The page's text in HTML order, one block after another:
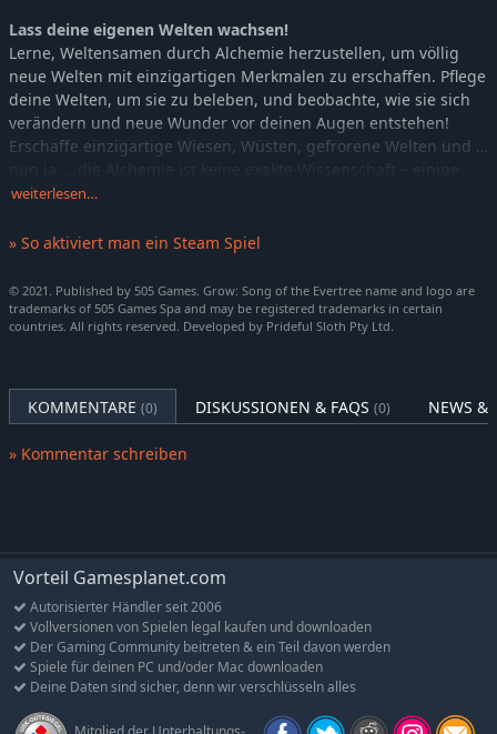
Lass deine eigenen Welten wachsen!
Lerne, Weltensamen durch Alchemie herzustellen, um völlig
neue Welten mit einzigartigen Merkmalen zu erschaffen. Pflege
deine Welten, um sie zu beleben, und beobachte, wie sie sich
verändern und neue Wunder vor deinen Augen entstehen!
Erschaffe einzigartige Wiesen, Wüsten, gefrorene Welten und …
Samen könnten unerwartete Überraschungen mit sich bringen.
Lerne neue Charaktere kennen und freunde dich mit ihnen an!
Triff interessante und einzigartige Charaktere, höre dir ihre
Mach ihnen eine Freude, indem du ein Zuhause für sie findest,
ihnen hilfst, ihren Traumjob zu finden, oder ihnen Accessoires
Baue die Stadt deiner Träume
Grow bietet dir eine beeindruckende Auswahl an hübschen
erschaffen kannst. Baue, wo du willst und passe deine Stadt
Animekomponisten Kevin Penkin.
Entdecke Geheimnisse!
Ruinen, Höhlen, geheime Orte – erforsche die Welt und
enthülle das lang vergessene Wissen des Evertree, indem du
bis in sein Herz vordringst.
weiterlesen…
» So aktiviert man ein Steam Spiel
© 2021. Published by 505 Games. Grow: Song of the Evertree name and logo are
trademarks of 505 Games Spa and may be registered trademarks in certain
countries. All rights reserved. Developed by Prideful Sloth Pty Ltd.
KOMMENTARE (0) DISKUSSIONEN & FAQS (0) NEWS &
» Kommentar schreiben
Vorteil Gamesplanet.com
Autorisierter Händler seit 2006
Vollversionen von Spielen legal kaufen und downloaden
Der Gaming Community beitreten & ein Teil davon werden
Spiele für deinen PC und/oder Mac downloaden
Deine Daten sind sicher, denn wir verschlüsseln alles